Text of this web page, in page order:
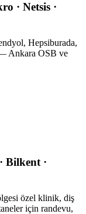
· Netsis ·
Hepsiburada,
Ankara OSB ve
Bilkent ·
özel klinik, diş
için randevu,